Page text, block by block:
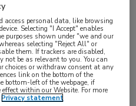
access personal data, like browsing
Selecting "I Accept" enables
purposes shown under "we and our
selecting "Reject All" or
them. If trackers are disabled,
not be as relevant to you. You can
choices or withdraw consent at any
link on the bottom of the
bottom-left of the webpage, if
within our Website. For more
Privacy statement